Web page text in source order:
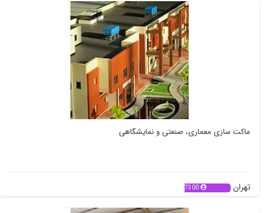
ماکت سازی معماری، صنعتی و نمایشگاهی
تهران 7300